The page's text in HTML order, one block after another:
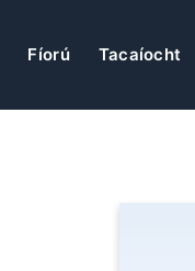
Fíorú Tacaíocht